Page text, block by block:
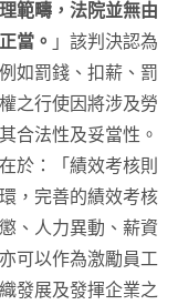
範疇，法院並無由
當。 」該判決認為
如罰錢、扣薪、罰
之行使因將涉及勞
合法性及妥當性。
於：「績效考核則
，完善的績效考核
、人力異動、薪資
可以作為激勵員工
發展及發揮企業之